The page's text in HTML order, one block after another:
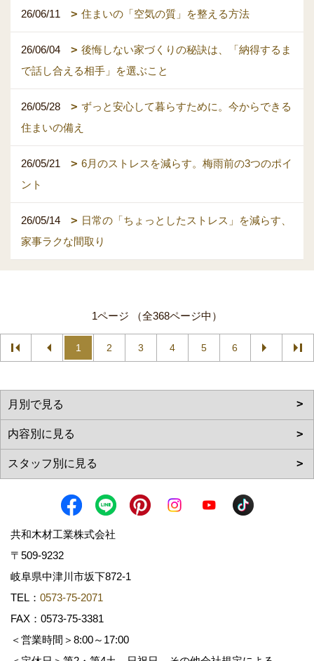
26/06/11 住まいの「空気の質」を整える方法
26/06/04
後悔しない家づくりの秘訣は、「納得するま
で話し合える相手」を選ぶこと
26/05/28
ずっと安心して暮らすために。今からできる
住まいの備え
26/05/21
6月のストレスを減らす。梅雨前の3つのポイ
ント
26/05/14
日常の「ちょっとしたストレス」を減らす、
家事ラクな間取り
1ページ （全368ページ中）
1 2 3 4 5 6
共和木材工業株式会社
〒509-9232
岐阜県中津川市坂下872‐1
TEL： 0573-75-2071
FAX：0573-75-3381
＜営業時間＞8:00～17:00